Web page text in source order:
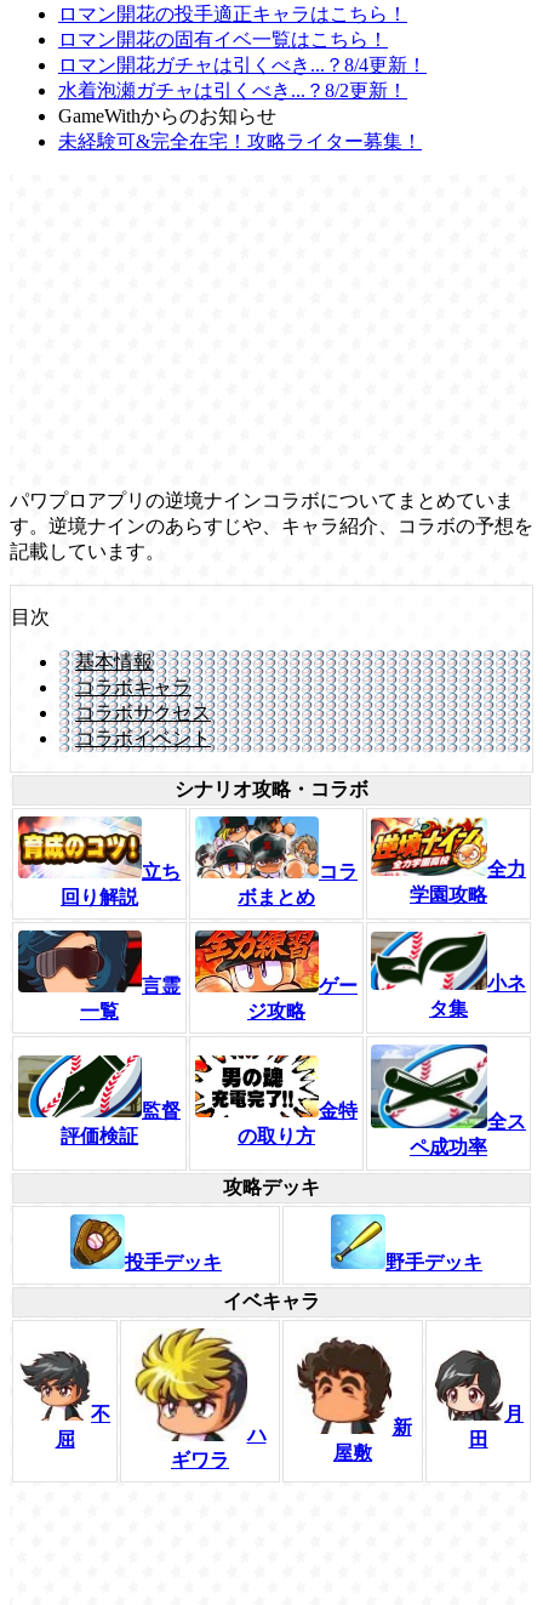
ロマン開花の投手適正キャラはこちら！
ロマン開花の固有イベ一覧はこちら！
ロマン開花ガチャは引くべき...？8/4更新！
水着泡瀬ガチャは引くべき...？8/2更新！
GameWithからのお知らせ
未経験可&完全在宅！攻略ライター募集！
パワプロアプリの逆境ナインコラボについてまとめていま
す。逆境ナインのあらすじや、キャラ紹介、コラボの予想を
記載しています。
目次
基本情報
コラボキャラ
コラボサクセス
コラボイベント
シナリオ攻略・コラボ
立ち
回り解説
コラ
ボまとめ
全力
学園攻略
言霊
一覧
ゲー
ジ攻略
小ネ
タ集
監督
評価検証
金特
の取り方
全ス
ペ成功率
攻略デッキ
投手デッキ
野手デッキ
イベキャラ
不
屈
ハ
ギワラ
新
屋敷
月
田